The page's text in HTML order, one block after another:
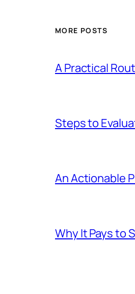
MORE POSTS
A Practical
Steps to
An Actionable
Why It Pays to